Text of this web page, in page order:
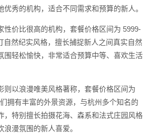
优秀的机构，适合不同需求和预算的新人。
性价比很高的机构，套餐价格区间为 5999-
自然纪实风格，擅长捕捉新人之间真实自然
围轻松愉快，非常适合预算中等、喜欢生活
则以浪漫唯美风格著称，套餐价格区间为
拥有丰富的外景资源，与杭州多个知名的
，特别擅长拍摄花海、森系和法式庄园风格
漫氛围的新人喜爱。